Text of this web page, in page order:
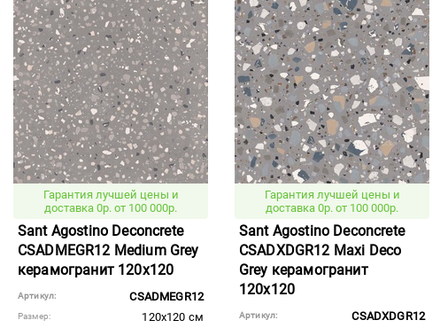
Гарантия лучшей цены и
доставка 0р. от 100 000р.
Sant Agostino Deconcrete
CSADMEGR12 Medium Grey
керамогранит 120x120
Артикул: CSADMEGR12
Размер: 120x120 см
Гарантия лучшей цены и
доставка 0р. от 100 000р.
Sant Agostino Deconcrete
CSADXDGR12 Maxi Deco
Grey керамогранит
120x120
Артикул: CSADXDGR12